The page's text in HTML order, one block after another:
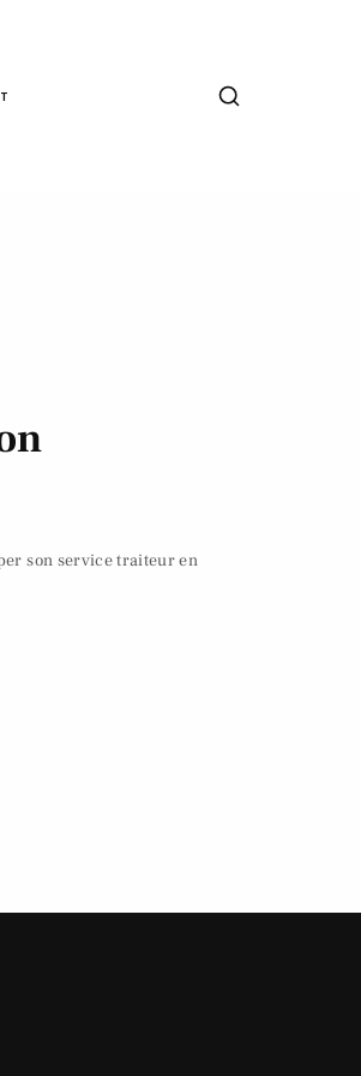
son service traiteur en